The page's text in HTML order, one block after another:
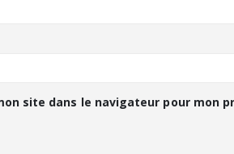
site dans le navigateur pour mon